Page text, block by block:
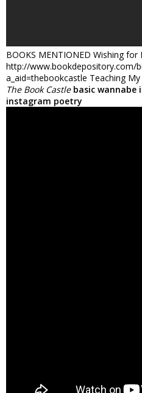
BOOKS MENTIONED Wishing for
http://www.bookdepository.com/
a_aid=thebookcastle Teaching
The Book Castle basic wannabe
instagram poetry